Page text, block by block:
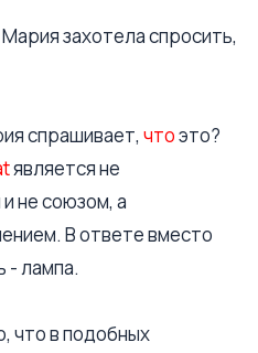
захотела спросить,
спрашивает, чтоэто?
является не
не союзом, а
В ответе вместо
- лампа.
что в подобных